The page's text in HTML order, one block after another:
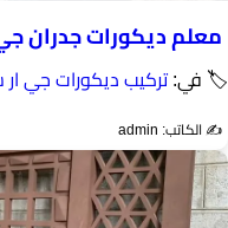
معلم ديكورات جدران
🏷 في:تركيب ديكورات جي
✍️ الكاتب: admin